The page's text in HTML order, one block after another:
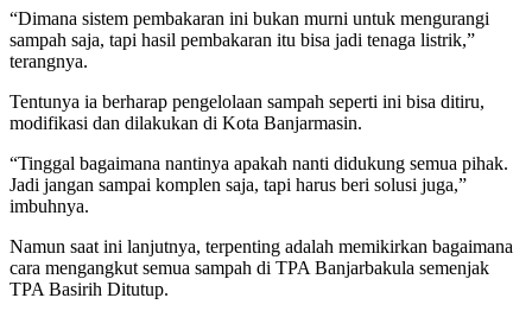
“Dimana sistem pembakaran ini bukan murni untuk mengurangi
sampah saja, tapi hasil pembakaran itu bisa jadi tenaga listrik,”
terangnya.
Tentunya ia berharap pengelolaan sampah seperti ini bisa ditiru,
modifikasi dan dilakukan di Kota Banjarmasin.
“Tinggal bagaimana nantinya apakah nanti didukung semua pihak.
Jadi jangan sampai komplen saja, tapi harus beri solusi juga,”
imbuhnya.
Namun saat ini lanjutnya, terpenting adalah memikirkan bagaimana
cara mengangkut semua sampah di TPA Banjarbakula semenjak
TPA Basirih Ditutup.